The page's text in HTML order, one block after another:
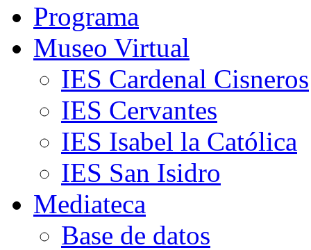
Programa
Museo Virtual
IES Cardenal Cisneros
IES Cervantes
IES Isabel la Católica
IES San Isidro
Mediateca
Base de datos